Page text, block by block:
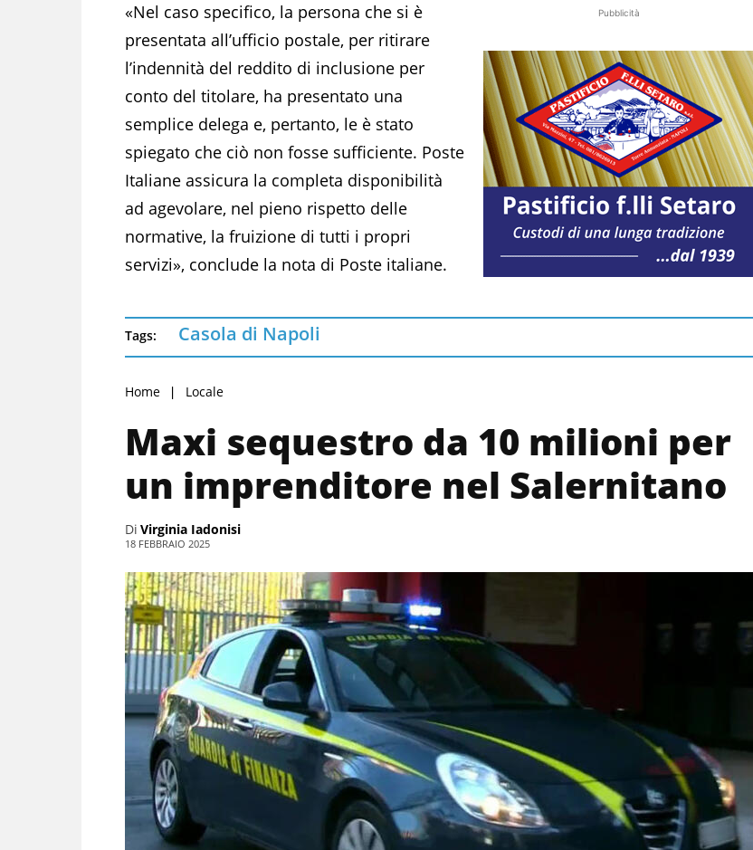
Pubblicità
«Nel caso specifico, la persona che si è
presentata all’ufficio postale, per ritirare
l’indennità del reddito di inclusione per
conto del titolare, ha presentato una
semplice delega e, pertanto, le è stato
spiegato che ciò non fosse sufficiente. Poste
Italiane assicura la completa disponibilità
ad agevolare, nel pieno rispetto delle
normative, la fruizione di tutti i propri
servizi», conclude la nota di Poste italiane.
Tags: Casola di Napoli
Home Locale
Maxi sequestro da 10 milioni per
un imprenditore nel Salernitano
Di Virginia Iadonisi
18 FEBBRAIO 2025